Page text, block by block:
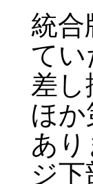
統合
てい
差
ほか
あ
ジ